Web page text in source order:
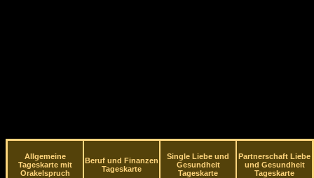
Allgemeine
Tageskarte mit
Orakelspruch
Beruf und Finanzen
Tageskarte
Single Liebe und
Gesundheit
Tageskarte
Partnerschaft Liebe
und Gesundheit
Tageskarte